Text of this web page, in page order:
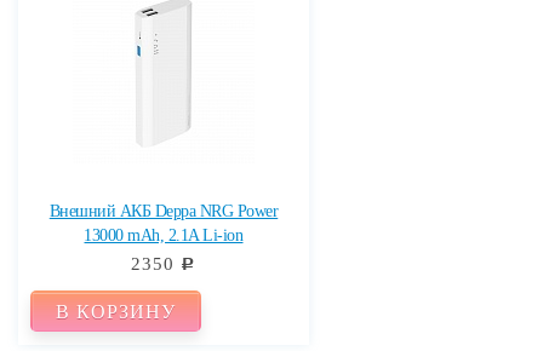
Внешний АКБ Deppa NRG Power
13000 mAh, 2.1A Li-ion
2350 c
В КОРЗИНУ